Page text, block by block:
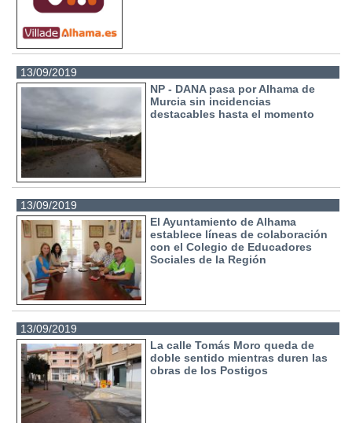
13/09/2019
NP - DANA pasa por Alhama de
Murcia sin incidencias
destacables hasta el momento
13/09/2019
El Ayuntamiento de Alhama
establece líneas de colaboración
con el Colegio de Educadores
Sociales de la Región
13/09/2019
La calle Tomás Moro queda de
doble sentido mientras duren las
obras de los Postigos